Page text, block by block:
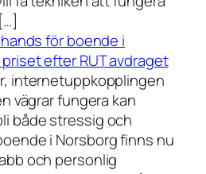
för boende i
efter RUT avdraget
internetuppkopplingen
vägrar fungera kan
både stressig och
i Norsborg finns nu
och personlig